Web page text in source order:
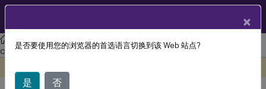
Citrix Workspace 应用程序（适用于 Windows）
适用于 Windows 的
Citrix Workspace 应用程序 2203.1 LTSR
关于本版本
×
是否要使用您的浏览器的首选语言切换到该 Web 站点?
是 否